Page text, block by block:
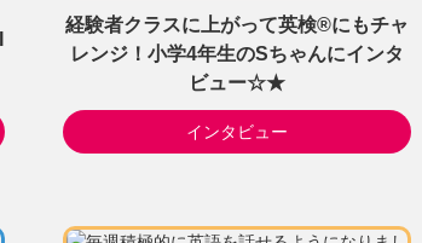
経験者クラスに上がって英検®にもチャ
レンジ！小学4年生のSちゃんにインタ
ビュー☆★
インタビュー